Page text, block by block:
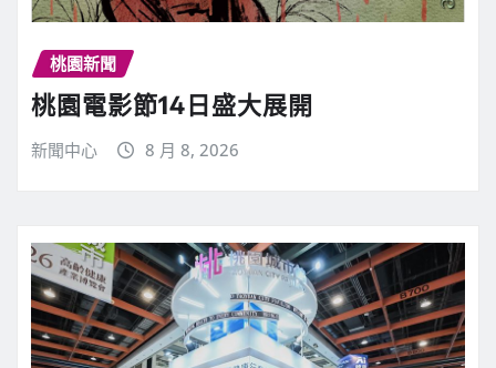
桃園新聞
桃園電影節14日盛大展開
新聞中心 8 月 8, 2026